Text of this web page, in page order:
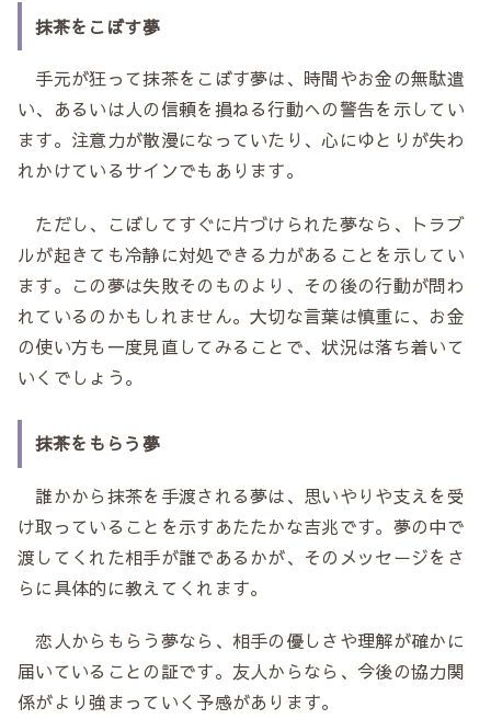
抹茶をこぼす夢
手元が狂って抹茶をこぼす夢は、時間やお金の無駄遣
い、あるいは人の信頼を損ねる行動への警告を示してい
ます。注意力が散漫になっていたり、心にゆとりが失わ
れかけているサインでもあります。
ただし、こぼしてすぐに片づけられた夢なら、トラブ
ルが起きても冷静に対処できる力があることを示してい
ます。この夢は失敗そのものより、その後の行動が問わ
れているのかもしれません。大切な言葉は慎重に、お金
の使い方も一度見直してみることで、状況は落ち着いて
いくでしょう。
抹茶をもらう夢
誰かから抹茶を手渡される夢は、思いやりや支えを受
け取っていることを示すあたたかな吉兆です。夢の中で
渡してくれた相手が誰であるかが、そのメッセージをさ
らに具体的に教えてくれます。
恋人からもらう夢なら、相手の優しさや理解が確かに
届いていることの証です。友人からなら、今後の協力関
係がより強まっていく予感があります。